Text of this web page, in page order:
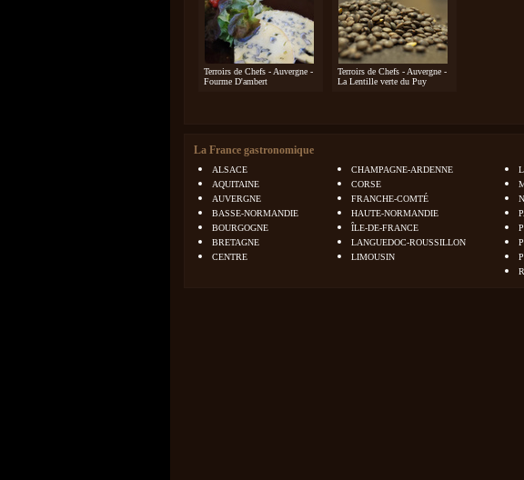
Terroirs de Chefs - Auvergne -
Fourme D'ambert
Terroirs de Chefs - Auvergne -
La Lentille verte du Puy
La France gastronomique
ALSACE
AQUITAINE
AUVERGNE
BASSE-NORMANDIE
BOURGOGNE
BRETAGNE
CENTRE
CHAMPAGNE-ARDENNE
CORSE
FRANCHE-COMTÉ
HAUTE-NORMANDIE
ÎLE-DE-FRANCE
LANGUEDOC-ROUSSILLON
LIMOUSIN